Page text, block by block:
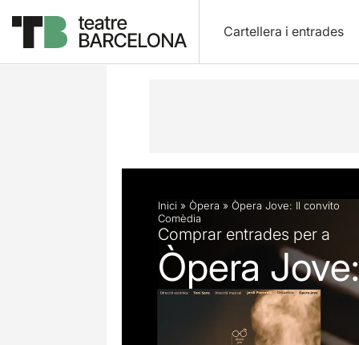
Cartellera i entrades
Descripció Fitxa artística Fotos i
Inici » Òpera » Òpera Jove: Il convito
Comèdia
Comprar entrades per a
Òpera